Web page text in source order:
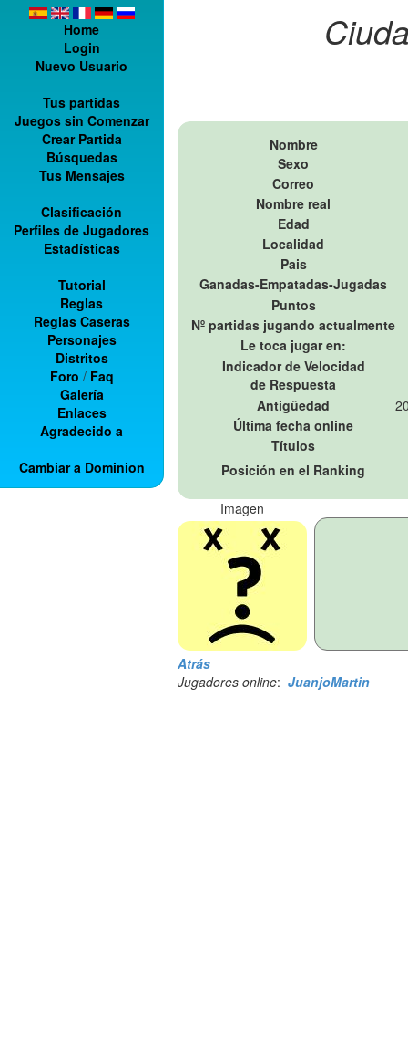
Home
Login
Nuevo Usuario
Tus partidas
Juegos sin Comenzar
Crear Partida
Búsquedas
Tus Mensajes
Clasificación
Perfiles de Jugadores
Estadísticas
Tutorial
Reglas
Reglas Caseras
Personajes
Distritos
Foro / Faq
Galería
Enlaces
Agradecido a
Cambiar a Dominion
Nombre
Sexo
Correo
Nombre real
Edad
Localidad
Pais
Ganadas-Empatadas-Jugadas
Puntos
Nº partidas jugando actualmente
Le toca jugar en:
Indicador de Velocidad
de Respuesta
Antigüedad
Última fecha online
Títulos
Posición en el Ranking
Imagen
Atrás
Jugadores online: JuanjoMartin